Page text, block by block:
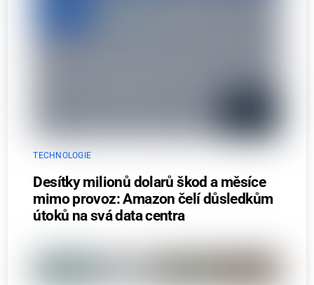
TECHNOLOGIE
Desítky milionů dolarů škod a měsíce
mimo provoz: Amazon čelí důsledkům
útoků na svá data centra